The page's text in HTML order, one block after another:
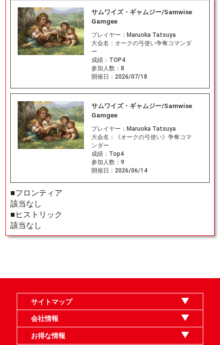
サムワイズ・ギャムジー/Samwise
Gamgee
プレイヤー： Maruoka Tatsuya
大会名： オークの弓使い争奪コマンダ
ー
成績： TOP4
参加人数： 8
開催日： 2026/07/18
サムワイズ・ギャムジー/Samwise
Gamgee
プレイヤー： Maruoka Tatsuya
大会名：
《オークの弓使い》争奪コマ
ンダー
成績： Top4
参加人数： 9
開催日： 2026/06/14
■フロンティア
該当なし
■ヒストリック
該当なし
サイトマップ
オンラインショップ
買取
記事
選手一覧
デッキ検索
デッキ構築
イベント・大会
店舗のご案内
お問い合わせ
ヘルプ
FAQ
会社情報
利用規約
スタッフ募集
特定商取引法表示
個人情報保護指針
企業情報
お得な情報